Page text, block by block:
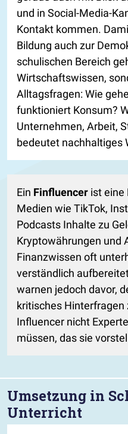
und in Social-Media-
Kontakt kommen.
Bildung auch zur
schulischen Bereich
Wirtschaftswissen,
Alltagsfragen: Wie
funktioniert Konsum?
Unternehmen, Arbeit,
bedeutet nachhaltiges
Ein Finfluencer ist eine
Medien wie TikTok,
Podcasts Inhalte zu
Kryptowährungen und
Finanzwissen oft
verständlich
warnen jedoch davor,
kritisches Hinterfragen
Influencer nicht
müssen, das sie
Umsetzung in
Unterricht